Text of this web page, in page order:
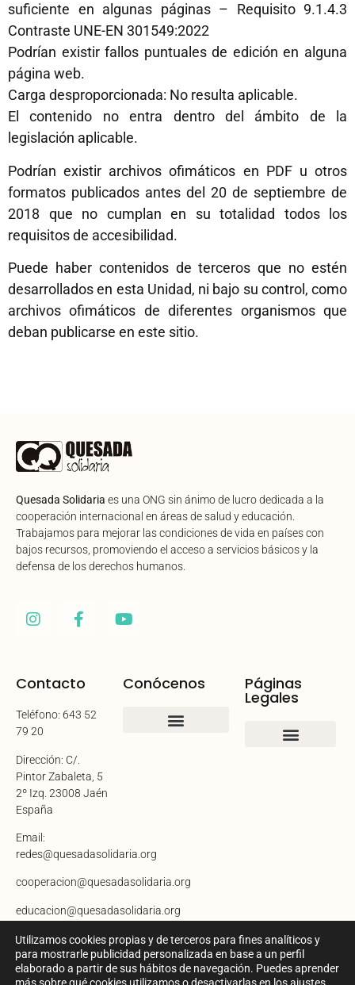
suficiente en algunas páginas – Requisito 9.1.4.3
Contraste UNE-EN 301549:2022
Podrían existir fallos puntuales de edición en alguna
página web.
Carga desproporcionada: No resulta aplicable.
El contenido no entra dentro del ámbito de la
legislación aplicable.
Podrían existir archivos ofimáticos en PDF u otros
formatos publicados antes del 20 de septiembre de
2018 que no cumplan en su totalidad todos los
requisitos de accesibilidad.
Puede haber contenidos de terceros que no estén
desarrollados en esta Unidad, ni bajo su control, como
archivos ofimáticos de diferentes organismos que
deban publicarse en este sitio.
Quesada Solidaria es una ONG sin ánimo de lucro dedicada a la
cooperación internacional en áreas de salud y educación.
Trabajamos para mejorar las condiciones de vida en países con
bajos recursos, promoviendo el acceso a servicios básicos y la
defensa de los derechos humanos.
Contacto
Teléfono: 643 52
79 20
Dirección: C/.
Pintor Zabaleta, 5
2º Izq. 23008 Jaén
España​
Email:
redes@quesadasolidaria.org
cooperacion@quesadasolidaria.org
educacion@quesadasolidaria.org
Conócenos Páginas
Legales
Utilizamos cookies propias y de terceros para fines analíticos y
para mostrarle publicidad personalizada en base a un perfil
elaborado a partir de sus hábitos de navegación. Puedes aprender